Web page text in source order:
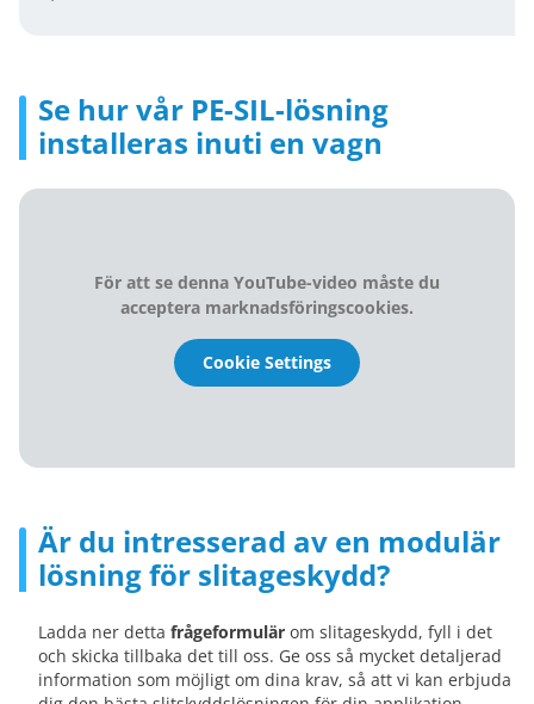
Se hur vår PE-SIL-lösning
installeras inuti en vagn
För att se denna YouTube-video måste du
acceptera marknadsföringscookies.
Cookie Settings
Är du intresserad av en modulär
lösning för slitageskydd?
Ladda ner detta frågeformulär om slitageskydd, fyll i det
och skicka tillbaka det till oss. Ge oss så mycket detaljerad
information som möjligt om dina krav, så att vi kan erbjuda